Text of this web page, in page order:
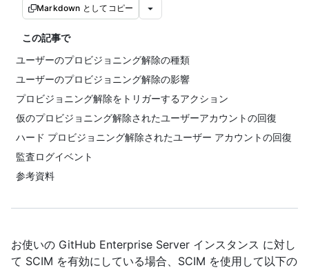
Markdown としてコピー
この記事で
ユーザーのプロビジョニング解除の種類
ユーザーのプロビジョニング解除の影響
プロビジョニング解除をトリガーするアクション
仮のプロビジョニング解除されたユーザーアカウントの回復
ハード プロビジョニング解除されたユーザー アカウントの回復
監査ログイベント
参考資料
お使いの GitHub Enterprise Server インスタンス に対し
て SCIM を有効にしている場合、SCIM を使用して以下の